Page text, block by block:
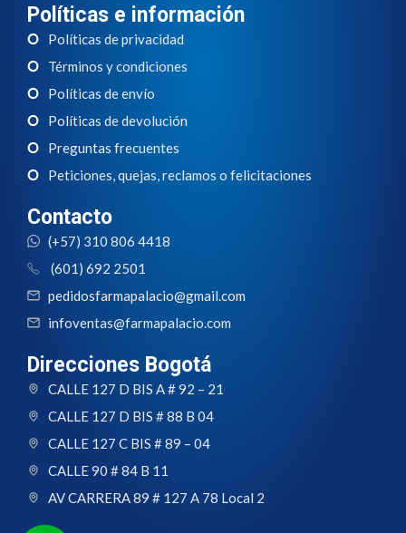
Políticas e información
Políticas de privacidad
Términos y condiciones
Políticas de envío
Políticas de devolución
Preguntas frecuentes
Peticiones, quejas, reclamos o felicitaciones
Contacto
(+57) 310 806 4418
(601) 692 2501
pedidosfarmapalacio@gmail.com
infoventas@farmapalacio.com
Direcciones Bogotá
CALLE 127 D BIS A # 92 – 21
CALLE 127 D BIS # 88 B 04
CALLE 127 C BIS # 89 – 04
CALLE 90 # 84 B 11
AV CARRERA 89 # 127 A 78 Local 2